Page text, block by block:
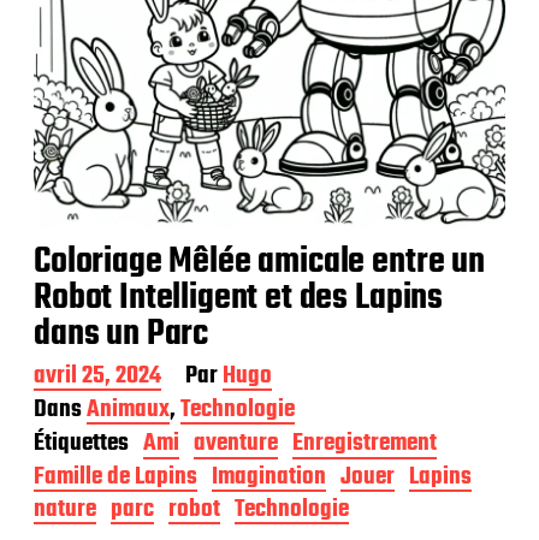
Coloriage Mêlée amicale entre un
Robot Intelligent et des Lapins
dans un Parc
D
a
t
e
d
e
p
avril 25, 2024 ParHugo
DansAnimaux,Technologie
Étiquettes Ami aventure Enregistrement
Famille de Lapins Imagination Jouer Lapins
nature parc robot Technologie